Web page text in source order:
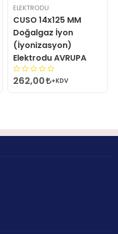
ELEKTRODU
CUSO 14x125 MM
Doğalgaz İyon
(İyonizasyon)
Elektrodu AVRUPA
262,00 +KDV